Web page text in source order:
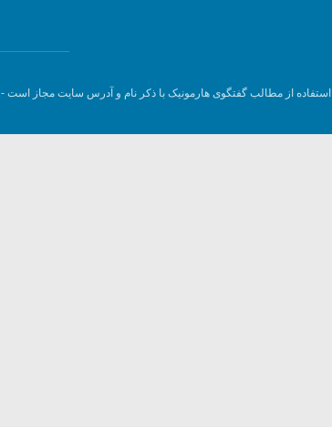
استفاده از مطالب گفتگوی هارمونیک با ذکر نام و آدرس سایت مجاز است -